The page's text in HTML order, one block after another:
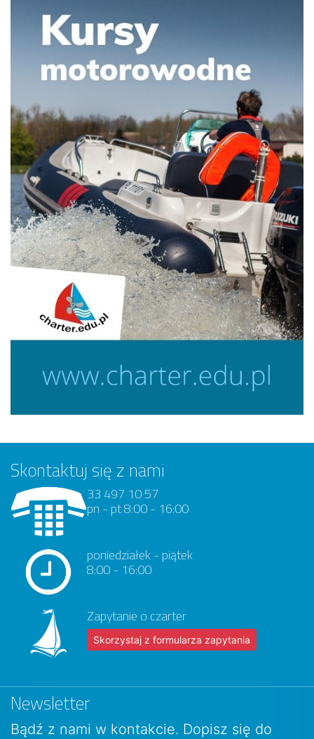
Skontaktuj się z nami
33 497 10 57
pn - pt 8:00 - 16:00
poniedziałek - piątek
8:00 - 16:00
Zapytanie o czarter
Skorzystaj z formularza zapytania
Newsletter
Bądź z nami w kontakcie. Dopisz się do